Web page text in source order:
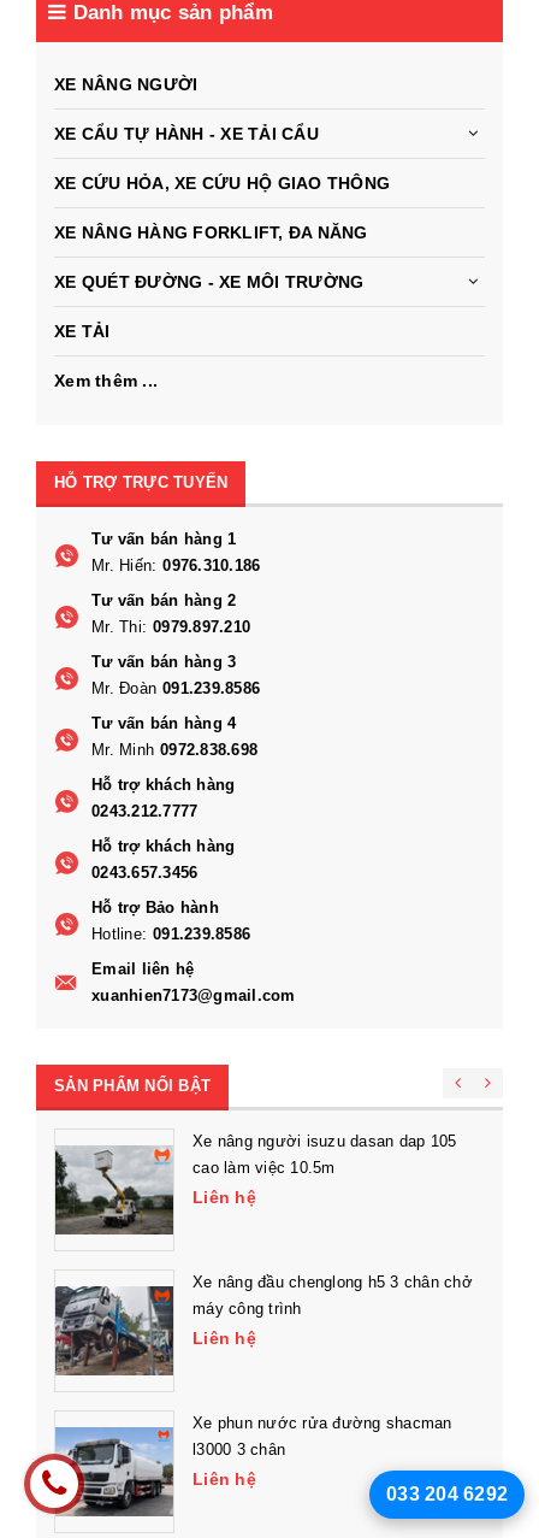
Danh mục sản phẩm
XE NÂNG NGƯỜI
XE CẨU TỰ HÀNH - XE TẢI CẨU
XE CỨU HỎA, XE CỨU HỘ GIAO THÔNG
XE NÂNG HÀNG FORKLIFT, ĐA NĂNG
XE QUÉT ĐƯỜNG - XE MÔI TRƯỜNG
XE TẢI
Xem thêm ...
HỖ TRỢ TRỰC TUYẾN
Tư vấn bán hàng 1
Mr. Hiến: 0976.310.186
Tư vấn bán hàng 2
Mr. Thi: 0979.897.210
Tư vấn bán hàng 3
Mr. Đoàn 091.239.8586
Tư vấn bán hàng 4
Mr. Minh 0972.838.698
Hỗ trợ khách hàng
0243.212.7777
Hỗ trợ khách hàng
0243.657.3456
Hỗ trợ Bảo hành
Hotline: 091.239.8586
Email liên hệ
xuanhien7173@gmail.com
SẢN PHẨM NỔI BẬT
Xe nâng người isuzu dasan dap 105
cao làm việc 10.5m
Liên hệ
Xe nâng đầu chenglong h5 3 chân chở
máy công trình
Liên hệ
Xe phun nước rửa đường shacman
l3000 3 chân
Liên hệ
033 204 6292